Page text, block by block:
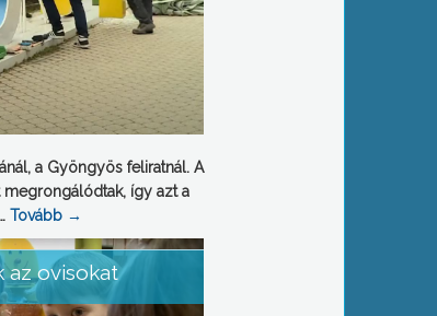
a Gyöngyös feliratnál. A
megrongálódtak, így azt a
Tovább →
az ovisokat